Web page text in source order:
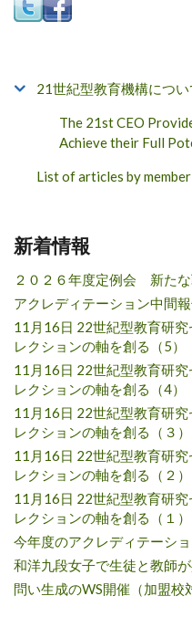
21世紀型教育機構につい
The 21st CEO
Achieve their Full
List of articles by
新着情報
２０２６年度定例会 新た
アクレディテーション中間
11月16日 22世紀型教育研
レクションの軸を創る（5）
11月16日 22世紀型教育研
レクションの軸を創る（4）
11月16日 22世紀型教育研
レクションの軸を創る（３）
11月16日 22世紀型教育研
レクションの軸を創る（２）
11月16日 22世紀型教育研
レクションの軸を創る（１）
今年度のアクレディテーシ
和洋九段女子で生徒と教師
問い生成のWS開催（加盟校